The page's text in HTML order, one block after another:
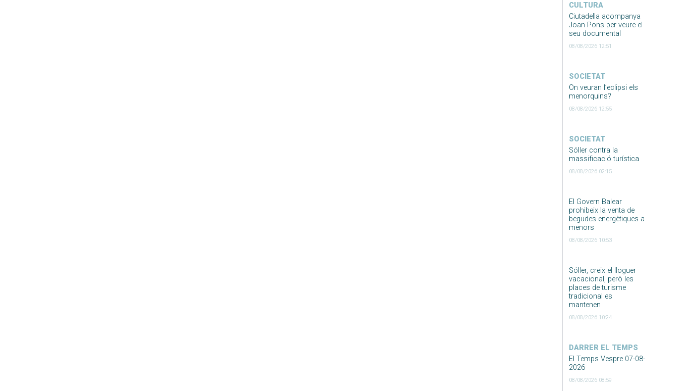
CULTURA
Ciutadella acompanya
Joan Pons per veure el
seu documental
08/08/2026 12:51
SOCIETAT
On veuran l’eclipsi els
menorquins?
08/08/2026 12:55
SOCIETAT
Sóller contra la
massificació turística
08/08/2026 02:15
El Govern Balear
prohibeix la venta de
begudes energètiques a
menors
08/08/2026 10:53
Sóller, creix el lloguer
vacacional, però les
places de turisme
tradicional es
mantenen
08/08/2026 10:24
DARRER EL TEMPS
El Temps Vespre 07-08-
2026
08/08/2026 08:59